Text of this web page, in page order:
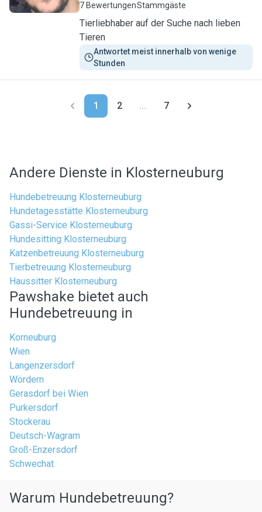
7 BewertungenStammgäste
Tierliebhaber auf der Suche nach lieben
Tieren
Antwortet meist innerhalb von wenige
Stunden
1 2 ... 7
Andere Dienste in Klosterneuburg
Hundebetreuung Klosterneuburg
Hundetagesstätte Klosterneuburg
Gassi-Service Klosterneuburg
Hundesitting Klosterneuburg
Katzenbetreuung Klosterneuburg
Tierbetreuung Klosterneuburg
Haussitter Klosterneuburg
Pawshake bietet auch
Hundebetreuung in
Korneuburg
Wien
Langenzersdorf
Wördern
Gerasdorf bei Wien
Purkersdorf
Stockerau
Deutsch-Wagram
Groß-Enzersdorf
Schwechat
Warum Hundebetreuung?